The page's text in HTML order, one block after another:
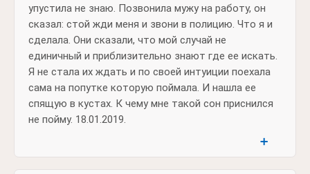
упустила не знаю. Позвонила мужу на работу, он
сказал: стой жди меня и звони в полицию. Что я и
сделала. Они сказали, что мой случай не
единичный и приблизительно знают где ее искать.
Я не стала их ждать и по своей интуиции поехала
сама на попутке которую поймала. И нашла ее
спящую в кустах. К чему мне такой сон приснился
не пойму. 18.01.2019.
➕